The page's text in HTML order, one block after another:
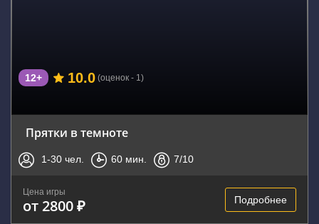
12+ 10.0 (оценок - 1)
Прятки в темноте
1-30 чел. 60 мин. 7/10
Цена игры
от 2800 ₽ Подробнее